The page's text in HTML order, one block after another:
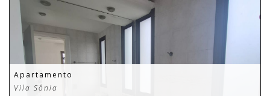
Apartamento
Vila Sônia